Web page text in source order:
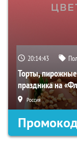
20:14:42
Торты,
праздника на
Россия